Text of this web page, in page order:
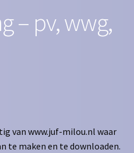
– pv, wwg,
van www.juf-milou.nl waar
te maken en te downloaden.